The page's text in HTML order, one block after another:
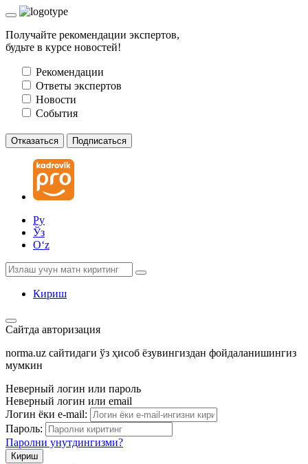
Получайте рекомендации экспертов,
будьте в курсе новостей!
Рекомендации
Ответы экспертов
Новости
События
Отказаться Подписаться
Ру
Ўз
Oʻz
Кириш
Сайтда авторизация
norma.uz сайтидаги ўз ҳисоб ёзувингиздан фойдаланишингиз
мумкин
Неверный логин или пароль
Неверный логин или email
Логин ёки e-mail:
Пароль:
Паролни унутдингизми?